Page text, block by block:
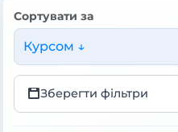
Сортувати за
Курсом ↓
Зберегти фільтри